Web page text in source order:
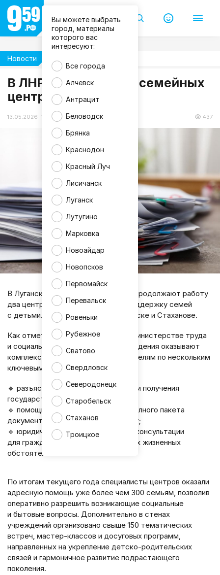
Вы можете выбрать
город, материалы
которого вас
интересуют:
Все города
Алчевск
Антрацит
Беловодск
Брянка
Краснодон
Красный Луч
Лисичанск
Луганск
Лутугино
Марковка
Новоайдар
Новопсков
Первомайск
Перевальск
Ровеньки
Рубежное
Сватово
Свердловск
Северодонецк
Старобельск
Стаханов
Троицкое
Новости
В ЛНР работают два семейных
центра МФЦ
13.05.2026 11:08 437
M
g
n
i
f
c
В Луганской Народной Республике продолжают работу
два центра, ориентированные на поддержку семей
с детьми. Они расположены в Луганске и Стаханове.
Как отметили в республиканском Министерстве труда
и социальной защиты, данные учреждения оказывают
комплексное сопровождение родителям по нескольким
ключевым направлениям:
🔹 разъяснение порядка назначения и получения
государственных пособий;
🔹 помощь в подготовке и подаче полного пакета
документов для оформления выплат;
🔹 юридические и психологические консультации
для граждан, оказавшихся в сложных жизненных
обстоятельствах.
По итогам текущего года специалисты центров оказали
адресную помощь уже более чем 300 семьям, позволив
оперативно разрешить возникающие социальные
и бытовые вопросы. Дополнительно в стенах
учреждений организовано свыше 150 тематических
встреч, мастер-классов и досуговых программ,
направленных на укрепление детско-родительских
связей и гармоничное развитие подрастающего
поколения.